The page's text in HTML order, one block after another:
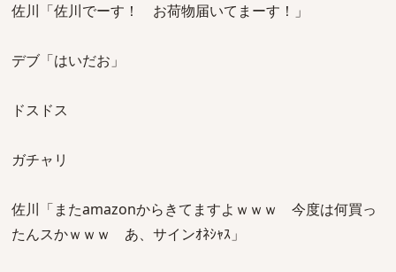
佐川「佐川でーす！ お荷物届いてまーす！」
デブ「はいだお」
ドスドス
ガチャリ
佐川「またamazonからきてますよｗｗｗ 今度は何買っ
たんスかｗｗｗ あ、サインｵﾈｼｬｽ」